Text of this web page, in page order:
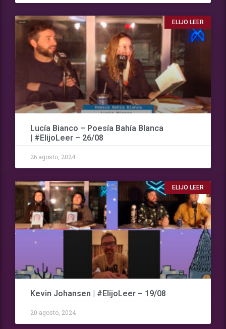
ELIJO LEER
Lucía Bianco – Poesía Bahía Blanca
| #ElijoLeer – 26/08
26 agosto, 2024
ELIJO LEER
Kevin Johansen | #ElijoLeer – 19/08
20 agosto, 2024